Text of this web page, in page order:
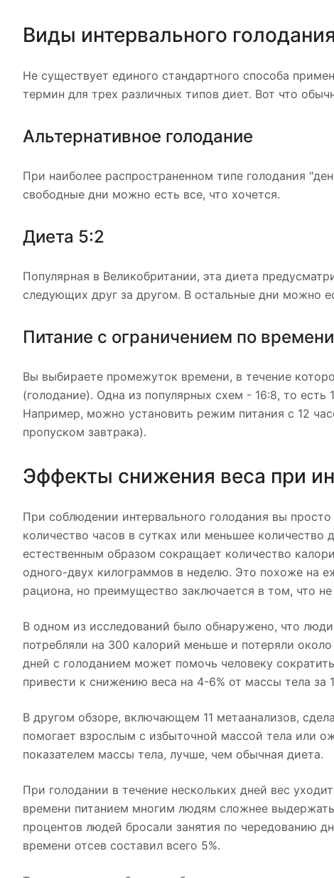
Виды интервального голодания
Не существует единого стандартного способа
термин для трех различных типов диет. Вот что
Альтернативное голодание
При наиболее распространенном типе голодания
свободные дни можно есть все, что хочется.
Диета 5:2
Популярная в Великобритании, эта диета
следующих друг за другом. В остальные дни можно
Питание с ограничением по времени
Вы выбираете промежуток времени, в течение
(голодание). Одна из популярных схем - 16:8, то
Например, можно установить режим питания с 12
пропуском завтрака).
Эффекты снижения веса при
При соблюдении интервального голодания вы
количество часов в сутках или меньшее
естественным образом сокращает количество
одного-двух килограммов в неделю. Это похоже на
рациона, но преимущество заключается в том, что
В одном из исследований было обнаружено, что
потребляли на 300 калорий меньше и потеряли
дней с голоданием может помочь человеку
привести к снижению веса на 4-6% от массы тела за
В другом обзоре, включающем 11 метаанализов,
помогает взрослым с избыточной массой тела или
показателем массы тела, лучше, чем обычная диета.
При голодании в течение нескольких дней вес
времени питанием многим людям сложнее
процентов людей бросали занятия по чередованию
времени отсев составил всего 5%.